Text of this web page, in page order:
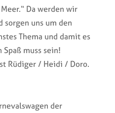
Da werden wir
sorgen uns um den
Thema und damit es
muss sein!
Rüdiger / Heidi / Doro.
der